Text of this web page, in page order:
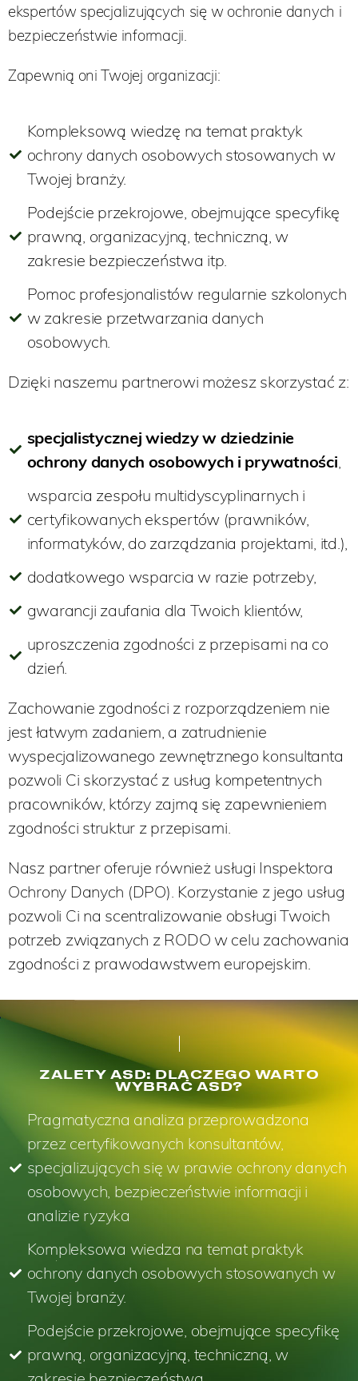
ekspertów specjalizujących się w ochronie danych i
bezpieczeństwie informacji.
Zapewnią oni Twojej organizacji:
Kompleksową wiedzę na temat praktyk
ochrony danych osobowych stosowanych w
Twojej branży.
Podejście przekrojowe, obejmujące specyfikę
prawną, organizacyjną, techniczną, w
zakresie bezpieczeństwa itp.
Pomoc profesjonalistów regularnie szkolonych
w zakresie przetwarzania danych
osobowych.
Dzięki naszemu partnerowi możesz skorzystać z:
specjalistycznej wiedzy w dziedzinie
ochrony danych osobowych i prywatności
wsparcia zespołu multidyscyplinarnych i
certyfikowanych ekspertów (prawników,
informatyków, do zarządzania projektami, itd.),
dodatkowego wsparcia w razie potrzeby,
gwarancji zaufania dla Twoich klientów,
uproszczenia zgodności z przepisami na co
dzień.
Zachowanie zgodności z rozporządzeniem nie
jest łatwym zadaniem, a zatrudnienie
wyspecjalizowanego zewnętrznego konsultanta
pozwoli Ci skorzystać z usług kompetentnych
pracowników, którzy zajmą się zapewnieniem
zgodności struktur z przepisami.
Nasz partner oferuje również usługi Inspektora
Ochrony Danych (DPO). Korzystanie z jego usług
pozwoli Ci na scentralizowanie obsługi Twoich
potrzeb związanych z RODO w celu zachowania
zgodności z prawodawstwem europejskim.
ZALETY ASD: DLACZEGO WARTO
WYBRAĆ ASD?
Pragmatyczna analiza przeprowadzona
przez certyfikowanych konsultantów,
specjalizujących się w prawie ochrony danych
osobowych, bezpieczeństwie informacji i
analizie ryzyka
Kompleksowa wiedza na temat praktyk
ochrony danych osobowych stosowanych w
Twojej branży.
Podejście przekrojowe, obejmujące specyfikę
prawną, organizacyjną, techniczną, w